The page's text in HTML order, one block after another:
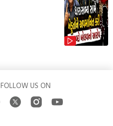
FOLLOW US ON